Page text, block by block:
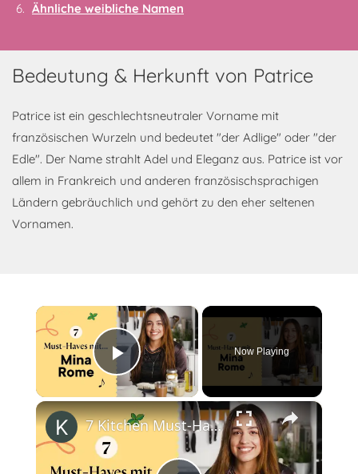
Ähnliche weibliche Namen
Bedeutung & Herkunft von Patrice
Patrice ist ein geschlechtsneutraler Vorname mit
französischen Wurzeln und bedeutet "der Adlige" oder "der
Edle". Der Name strahlt Adel und Eleganz aus. Patrice ist vor
allem in Frankreich und anderen französischsprachigen
Ländern gebräuchlich und gehört zu den eher seltenen
Vornamen.
×
Play Video
Now Playing
×
7 Kitchen Must-Haves (Vegan Edition) mit @Mina_Rome